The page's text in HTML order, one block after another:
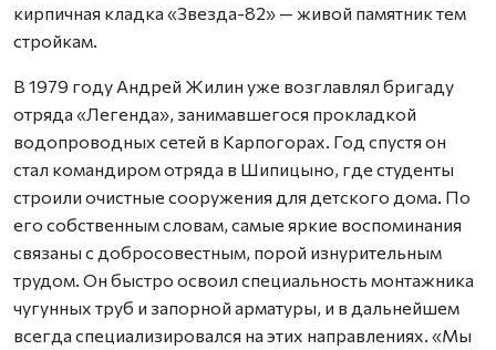
кирпичная кладка «Звезда-82» — живой памятник тем
стройкам.
В 1979 году Андрей Жилин уже возглавлял бригаду
отряда «Легенда», занимавшегося прокладкой
водопроводных сетей в Карпогорах. Год спустя он
стал командиром отряда в Шипицыно, где студенты
строили очистные сооружения для детского дома. По
его собственным словам, самые яркие воспоминания
связаны с добросовестным, порой изнурительным
трудом. Он быстро освоил специальность монтажника
чугунных труб и запорной арматуры, и в дальнейшем
всегда специализировался на этих направлениях. «Мы